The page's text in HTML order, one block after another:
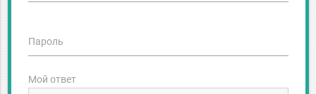
Пароль
Мой ответ